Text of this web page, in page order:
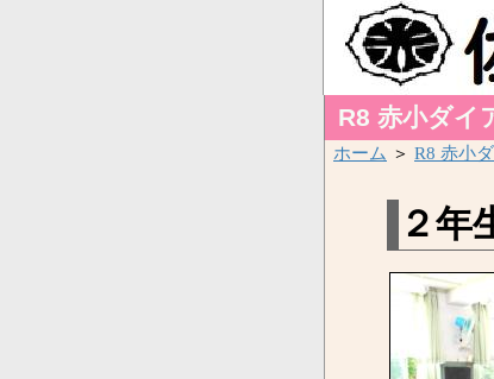
R8 赤小ダイ
ホーム ＞ R8 赤小
２